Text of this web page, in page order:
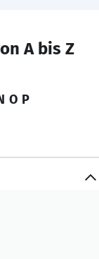
A bis Z
O P